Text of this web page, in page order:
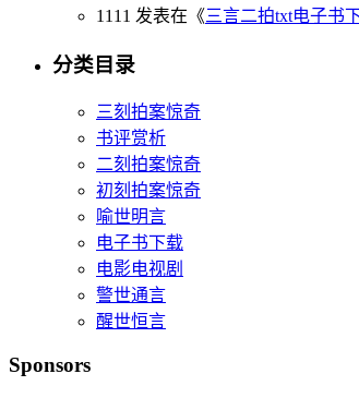
1111 发表在《三言二拍txt电子书
分类目录
三刻拍案惊奇
书评赏析
二刻拍案惊奇
初刻拍案惊奇
喻世明言
电子书下载
电影电视剧
警世通言
醒世恒言
Sponsors